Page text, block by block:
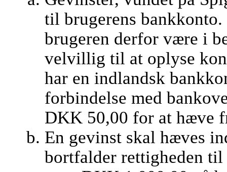
til brugerens
brugeren derfor være i
velvillig til at oplyse
har en indlandsk
forbindelse med
DKK 50,00 for at hæve
En gevinst skal hæves
bortfalder rettigheden til